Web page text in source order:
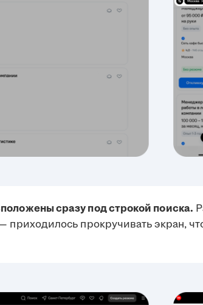
сразу под строкой поиска.
прокручивать экран,